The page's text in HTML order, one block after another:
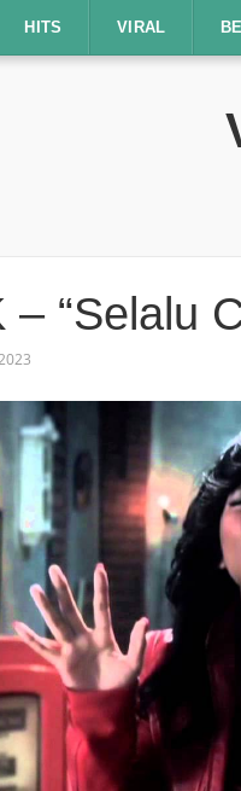
HITS VIRAL
– “Selalu